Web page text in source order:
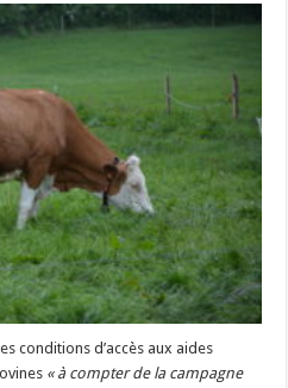
conditions d’accès aux aides
« à compter de la campagne